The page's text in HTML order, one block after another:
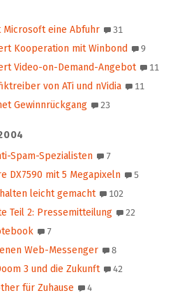
eine Abfuhr 31
Kooperation mit Winbond 9
Video-on-Demand-Angebot 11
von ATi und nVidia 11
Gewinnrückgang 23
Spam-Spezialisten 7
DX7590 mit 5 Megapixeln 5
leicht gemacht 102
Teil 2: Pressemitteilung 22
7
Web-Messenger 8
3 und die Zukunft 42
für Zuhause 4